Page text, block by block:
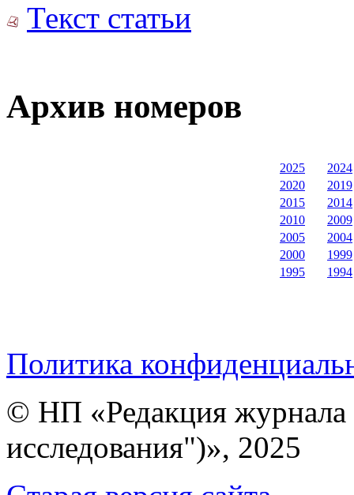
Текст статьи
Архив номеров
2025
2024
2020
2019
2015
2014
2010
2009
2005
2004
2000
1999
1995
1994
Политика
© НП «Редакция
исследования")», 2025